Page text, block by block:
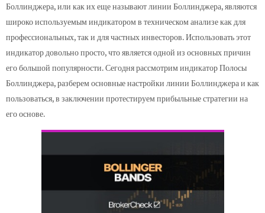
Боллинджера, или как их еще называют линии Боллинджера, являются
широко используемым индикатором в техническом анализе как для
профессиональных, так и для частных инвесторов. Использовать этот
индикатор довольно просто, что является одной из основных причин
его большой популярности. Сегодня рассмотрим индикатор Полосы
Боллинджера, разберем основные настройки линии Боллинджера и как
пользоваться, в заключении протестируем прибыльные стратегии на
его основе.